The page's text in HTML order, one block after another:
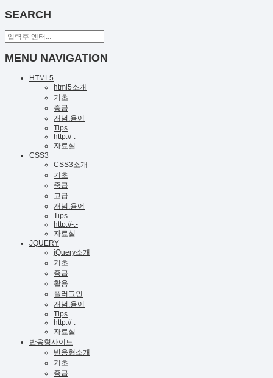
SEARCH
MENU NAVIGATION
HTML5
html5소개
기초
중급
개념.용어
Tips
http://-.-
자료실
CSS3
CSS3소개
기초
중급
고급
개념.용어
Tips
http://-.-
자료실
JQUERY
jQuery소개
기초
중급
활용
플러그인
개념.용어
Tips
http://-.-
자료실
반응형사이트
반응형소개
기초
중급